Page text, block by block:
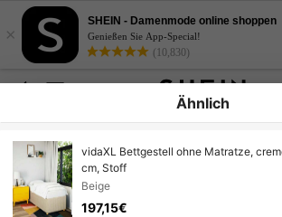
×
SHEIN - Damenmode online shoppen
Genießen Sie App-Special!
(10,830)
Ähnlich
vidaXL Bettgestell ohne Matratze,
cm, Stoff
Beige
197,15€